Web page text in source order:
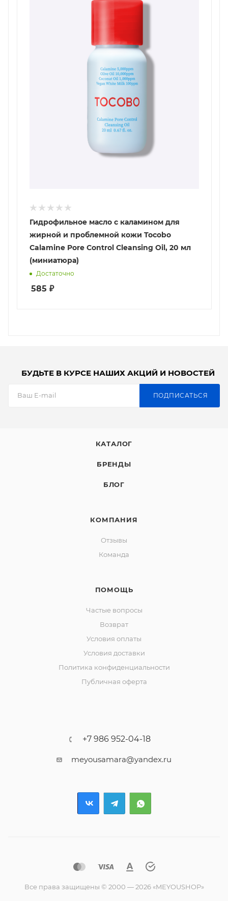
Гидрофильное масло с каламином для
жирной и проблемной кожи Tocobo
Calamine Pore Control Cleansing Oil, 20 мл
(миниатюра)
Достаточно
585 ₽
БУДЬТЕ В КУРСЕ НАШИХ АКЦИЙ И НОВОСТЕЙ
ПОДПИСАТЬСЯ
КАТАЛОГ
БРЕНДЫ
БЛОГ
КОМПАНИЯ
Отзывы
Команда
ПОМОЩЬ
Частые вопросы
Возврат
Условия оплаты
Условия доставки
Политика конфиденциальности
Публичная оферта
+7 986 952-04-18
meyousamara@yandex.ru
Все права защищены © 2000 — 2026 «MEYOUSHOP»